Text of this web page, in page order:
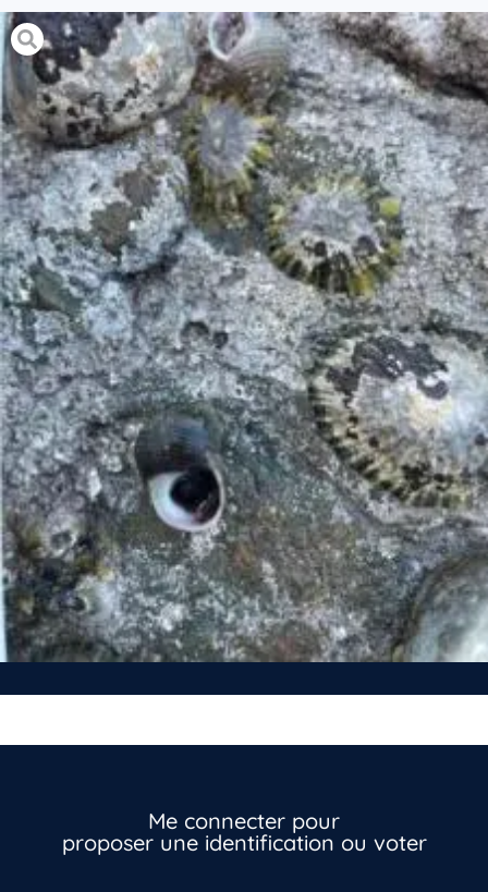
Me connecter pour
proposer une identification ou voter